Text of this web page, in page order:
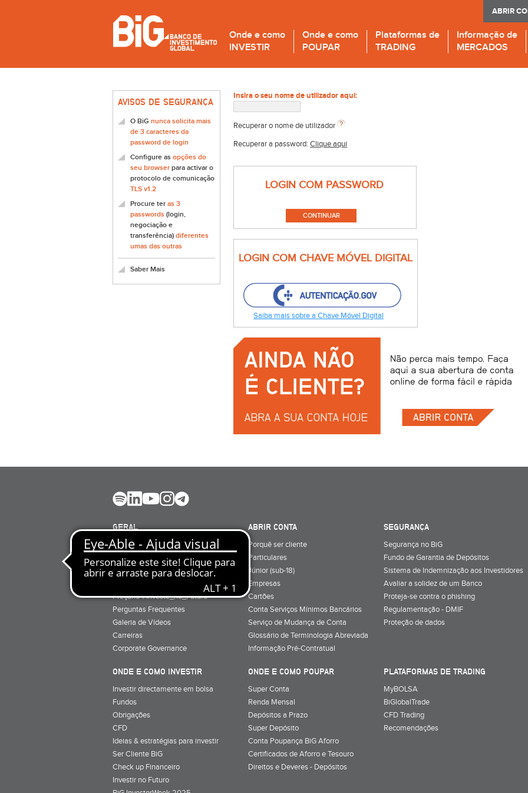
ABRIR
Onde e como
INVESTIR
Onde e como
POUPAR
Plataformas de
TRADING
Informação de
MERCADOS
AVISOS DE SEGURANÇA
O BiG nunca solicita mais
de 3 caracteres da
password de login
Configure as opções do
seu browser para activar o
protocolo de comunicação
TLS v1.2
Procure ter as 3
passwords (login,
negociação e
transferência) diferentes
umas das outras
Saber Mais
Insira o seu nome de utilizador aqui:
Recuperar o nome de utilizador
Recuperar a password: Clique aqui
LOGIN COM PASSWORD
LOGIN COM CHAVE MÓVEL DIGITAL
Saiba mais sobre a Chave Móvel Digital
GERAL
Quem Somos
Preçário
Minha conta
Preçário #Investe_no_Futuro
Perguntas Frequentes
Galeria de Vídeos
Carreiras
Corporate Governance
ABRIR CONTA
Porquê ser cliente
Particulares
Júnior (sub-18)
Empresas
Cartões
Conta Serviços Mínimos Bancários
Serviço de Mudança de Conta
Glossário de Terminologia Abreviada
Informação Pré-Contratual
SEGURANÇA
Segurança no BiG
Fundo de Garantia de Depósitos
Sistema de Indemnização aos Investidores
Avaliar a solidez de um Banco
Proteja-se contra o phishing
Regulamentação - DMIF
Proteção de dados
ONDE E COMO INVESTIR
Investir directamente em bolsa
Fundos
Obrigações
CFD
Ideias & estratégias para investir
Ser Cliente BiG
Check up Financeiro
Investir no Futuro
ONDE E COMO POUPAR
Super Conta
Renda Mensal
Depósitos a Prazo
Super Depósito
Conta Poupança BiG Aforro
Certificados de Aforro e Tesouro
Direitos e Deveres - Depósitos
PLATAFORMAS DE TRADING
MyBOLSA
BiGlobalTrade
CFD Trading
Recomendações